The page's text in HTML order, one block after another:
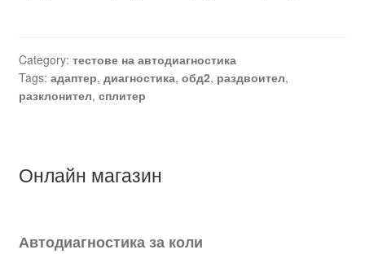
Category: тестове на автодиагностика
Tags: адаптер, диагностика, обд2, раздвоител,
разклонител, сплитер
Онлайн магазин
Автодиагностика за коли